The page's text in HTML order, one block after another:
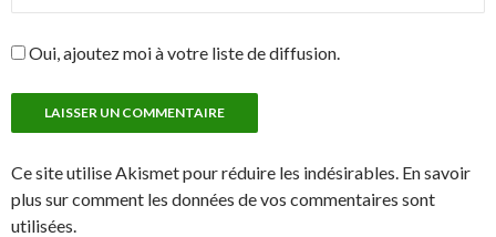
Oui, ajoutez moi à votre liste de diffusion.
Ce site utilise Akismet pour réduire les indésirables. En savoir
plus sur comment les données de vos commentaires sont
utilisées.